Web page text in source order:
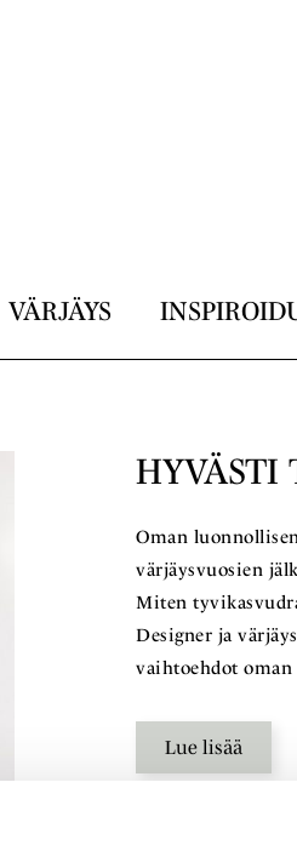
VÄRJÄYS
HYVÄSTI
Oman
värjäysvuosien
Miten
Designer ja
vaihtoehdot
Lue lisää